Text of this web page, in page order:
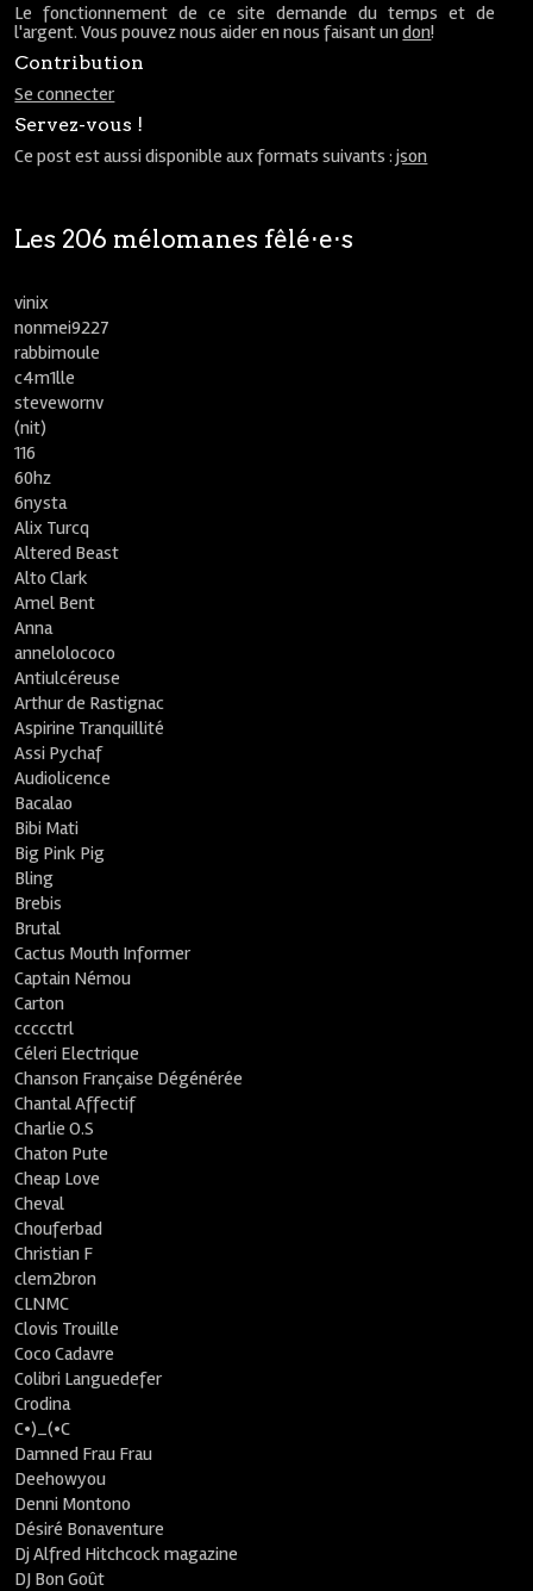
Le fonctionnement de ce site demande du temps et de
l'argent. Vous pouvez nous aider en nous faisant undon!
Contribution
Se connecter
Servez-vous !
Ce post est aussi disponible aux formats suivants :json
Les 206 mélomanes fêlé⋅e⋅s
vinix
nonmei9227
rabbimoule
c4m1lle
stevewornv
(nit)
116
60hz
6nysta
Alix Turcq
Altered Beast
Alto Clark
Amel Bent
Anna
annelolococo
Antiulcéreuse
Arthur de Rastignac
Aspirine Tranquillité
Assi Pychaf
Audiolicence
Bacalao
Bibi Mati
Big Pink Pig
Bling
Brebis
Brutal
Cactus Mouth Informer
Captain Némou
Carton
ccccctrl
Céleri Electrique
Chanson Française Dégénérée
Chantal Affectif
Charlie O.S
Chaton Pute
Cheap Love
Cheval
Chouferbad
Christian F
clem2bron
CLNMC
Clovis Trouille
Coco Cadavre
Colibri Languedefer
Crodina
C•)_(•C
Damned Frau Frau
Deehowyou
Denni Montono
Désiré Bonaventure
Dj Alfred Hitchcock magazine
DJ Bon Goût